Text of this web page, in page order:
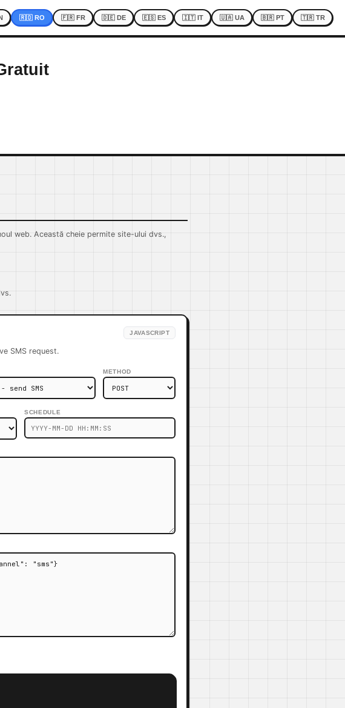
🇷🇴 RO 🇫🇷 FR 🇩🇪 DE 🇪🇸 ES 🇮🇹 IT 🇺🇦 UA 🇧🇷 PT 🇹🇷 TR
web. Această cheie permite site-ului dvs.,
SMS request.
JAVASCRIPT
METHOD
SCHEDULE